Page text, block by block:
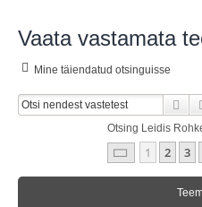
Vaata vastamata
Mine täiendatud otsinguisse
Otsing Leidis
. Leht20 -st
1 2 3